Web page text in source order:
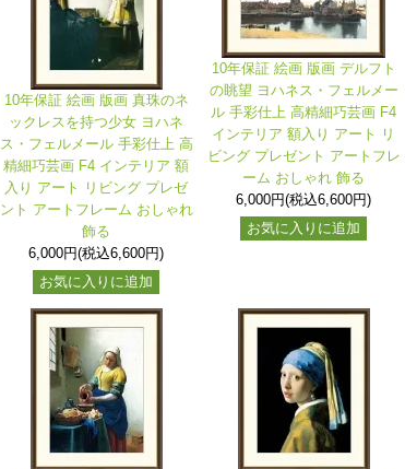
10年保証 絵画 版画 真珠のネ
ックレスを持つ少女 ヨハネ
ス・フェルメール 手彩仕上 高
精細巧芸画 F4 インテリア 額
入り アート リビング プレゼ
ント アートフレーム おしゃれ
飾る
6,000円(税込6,600円)
お気に入りに追加
10年保証 絵画 版画 デルフト
の眺望 ヨハネス・フェルメー
ル 手彩仕上 高精細巧芸画 F4
インテリア 額入り アート リ
ビング プレゼント アートフレ
ーム おしゃれ 飾る
6,000円(税込6,600円)
お気に入りに追加